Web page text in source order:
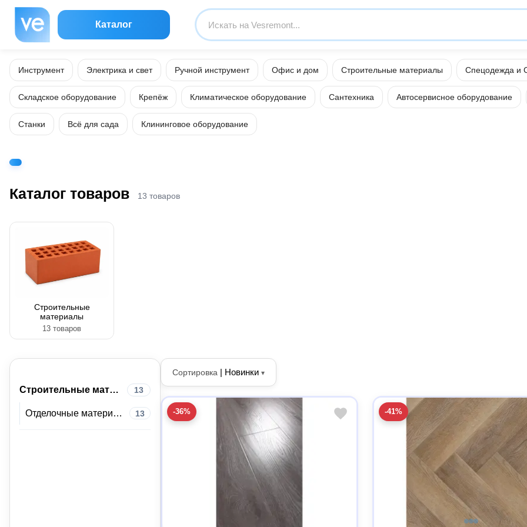
Каталог
Инструмент Электрика и свет Ручной инструмент Офис и дом Строительные материалы Спецодежда и
Складское оборудование Крепёж Климатическое оборудование Сантехника Автосервисное оборудование
Станки Всё для сада Клининговое оборудование
Каталог товаров 13 товаров
Строительные
материалы
13 товаров
Строительные материалы 13
Отделочные материалы 13
Сортировка | Новинки ▾
-36% -41%